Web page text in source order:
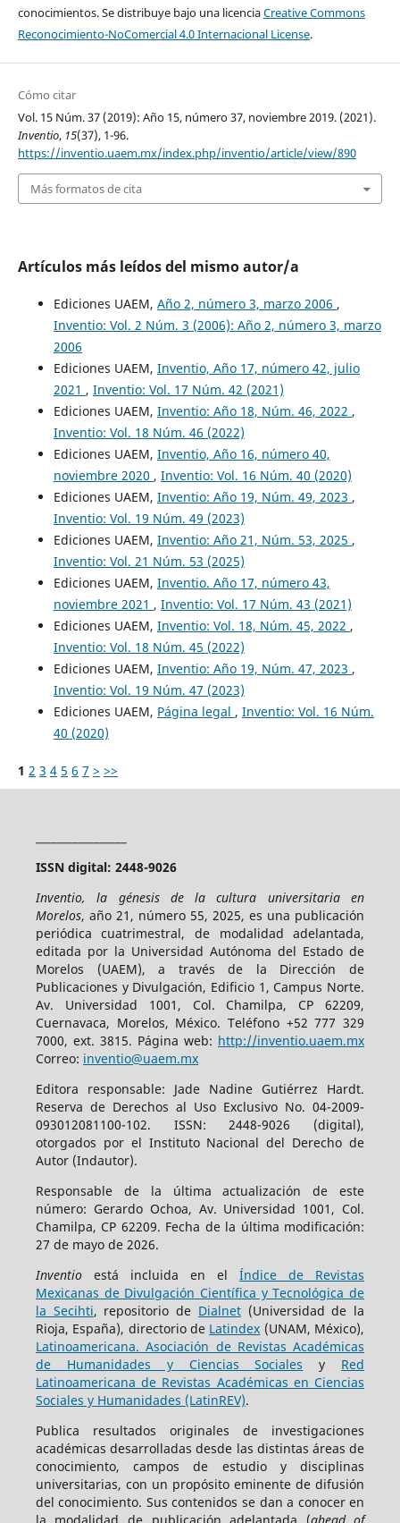
conocimientos. Se distribuye bajo una licenciaCreative Commons
Reconocimiento-NoComercial 4.0 Internacional License.
Cómo citar
Vol. 15 Núm. 37 (2019): Año 15, número 37, noviembre 2019. (2021).
Inventio, 15(37), 1-96.
https://inventio.uaem.mx/index.php/inventio/article/view/890
Más formatos de cita
Artículos más leídos del mismo autor/a
Ediciones UAEM, Año 2, número 3, marzo 2006 ,
Inventio: Vol. 2 Núm. 3 (2006): Año 2, número 3, marzo
2006
Ediciones UAEM, Inventio, Año 17, número 42, julio
2021 , Inventio: Vol. 17 Núm. 42 (2021)
Ediciones UAEM, Inventio: Año 18, Núm. 46, 2022 ,
Inventio: Vol. 18 Núm. 46 (2022)
Ediciones UAEM, Inventio, Año 16, número 40,
noviembre 2020 , Inventio: Vol. 16 Núm. 40 (2020)
Ediciones UAEM, Inventio: Año 19, Núm. 49, 2023 ,
Inventio: Vol. 19 Núm. 49 (2023)
Ediciones UAEM, Inventio: Año 21, Núm. 53, 2025 ,
Inventio: Vol. 21 Núm. 53 (2025)
Ediciones UAEM, Inventio. Año 17, número 43,
noviembre 2021 , Inventio: Vol. 17 Núm. 43 (2021)
Ediciones UAEM, Inventio: Vol. 18, Núm. 45, 2022 ,
Inventio: Vol. 18 Núm. 45 (2022)
Ediciones UAEM, Inventio: Año 19, Núm. 47, 2023 ,
Inventio: Vol. 19 Núm. 47 (2023)
Ediciones UAEM, Página legal , Inventio: Vol. 16 Núm.
40 (2020)
1 2 3 4 5 6 7 > >>
ISSN digital: 2448-9026
Inventio, la génesis de la cultura universitaria en
Morelos, año 21, número 55, 2025, es una publicación
periódica cuatrimestral, de modalidad adelantada,
editada por la Universidad Autónoma del Estado de
Morelos (UAEM), a través de la Dirección de
Publicaciones y Divulgación, Edificio 1, Campus Norte.
Av. Universidad 1001, Col. Chamilpa, CP 62209,
Cuernavaca, Morelos, México. Teléfono +52 777 329
7000, ext. 3815. Página web: http://inventio.uaem.mx
Correo: inventio@uaem.mx
Editora responsable: Jade Nadine Gutiérrez Hardt.
Reserva de Derechos al Uso Exclusivo No. 04-2009-
093012081100-102. ISSN: 2448-9026 (digital),
otorgados por el Instituto Nacional del Derecho de
Autor (Indautor).
Responsable de la última actualización de este
número: Gerardo Ochoa, Av. Universidad 1001, Col.
Chamilpa, CP 62209. Fecha de la última modificación:
27 de mayo de 2026.
Inventioestá incluida en elÍndice de Revistas
Mexicanas de Divulgación Científica y Tecnológica de
la Secihti, repositorio de Dialnet(Universidad de la
Rioja, España), directorio de Latindex (UNAM, México),
Latinoamericana. Asociación de Revistas Académicas
de Humanidades y Ciencias Sociales y Red
Latinoamericana de Revistas Académicas en Ciencias
Sociales y Humanidades (LatinREV).
Publica resultados originales de investigaciones
académicas desarrolladas desde las distintas áreas de
conocimiento, campos de estudio y disciplinas
universitarias, con un propósito eminente de difusión
del conocimiento. Sus contenidos se dan a conocer en